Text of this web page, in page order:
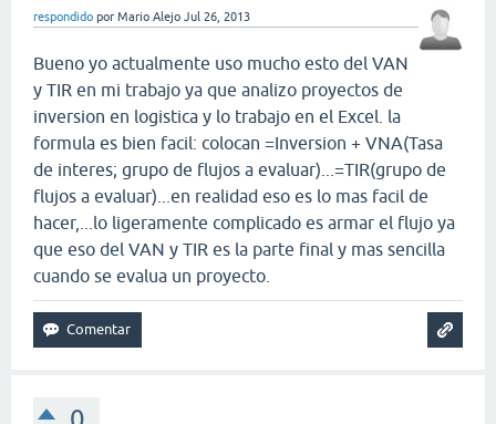
respondido por Mario Alejo Jul 26, 2013
Bueno yo actualmente uso mucho esto del VAN
y TIR en mi trabajo ya que analizo proyectos de
inversion en logistica y lo trabajo en el Excel. la
formula es bien facil: colocan =Inversion + VNA(Tasa
de interes; grupo de flujos a evaluar)...=TIR(grupo de
flujos a evaluar)...en realidad eso es lo mas facil de
hacer,...lo ligeramente complicado es armar el flujo ya
que eso del VAN y TIR es la parte final y mas sencilla
cuando se evalua un proyecto.